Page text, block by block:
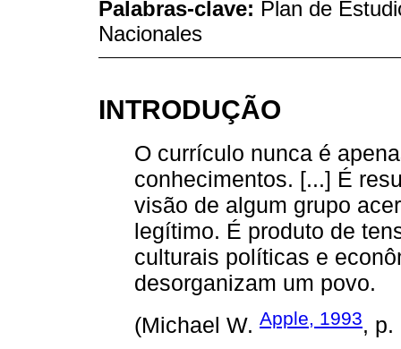
Palabras-clave: Plan de
Nacionales
INTRODUÇÃO
O currículo nunca é
conhecimentos. [...] É
visão de algum grupo
legítimo. É produto de
culturais políticas e
desorganizam um povo.
(Michael W. Apple, 1993, p.